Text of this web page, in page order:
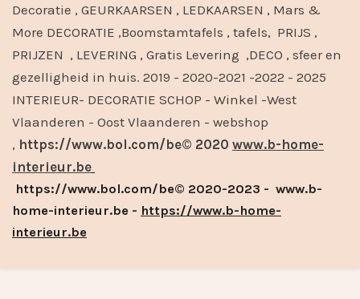
Decoratie , GEURKAARSEN , LEDKAARSEN , Mars &
More DECORATIE ,Boomstamtafels , tafels, PRIJS ,
PRIJZEN , LEVERING , Gratis Levering ,DECO , sfeer en
gezelligheid in huis. 2019 - 2020-2021 -2022 - 2025
INTERIEUR- DECORATIE SCHOP - Winkel -West
Vlaanderen - Oost Vlaanderen - webshop
, https://www.bol.com/be© 2020 www.b-home-
interieur.be
https://www.bol.com/be© 2020-2023 - www.b-
home-interieur.be - https://www.b-home-
interieur.be